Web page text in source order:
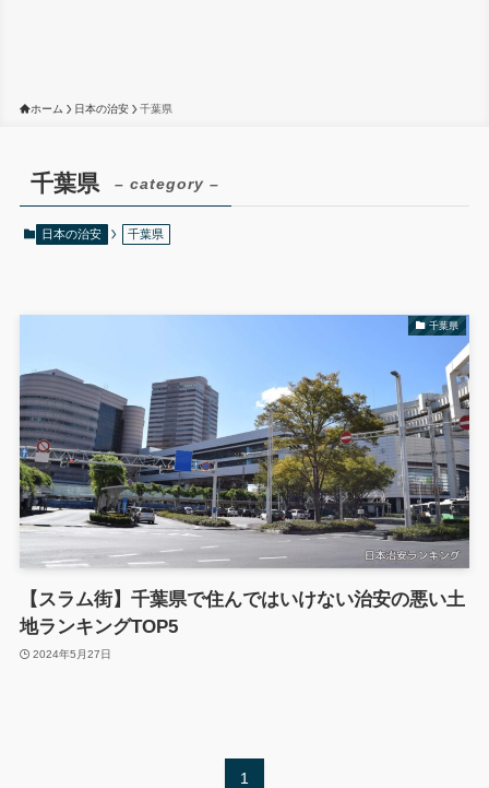
ホーム 日本の治安 千葉県
千葉県 – category –
日本の治安 千葉県
千葉県
【スラム街】千葉県で住んではいけない治安の悪い土
地ランキングTOP5
2024年5月27日
1